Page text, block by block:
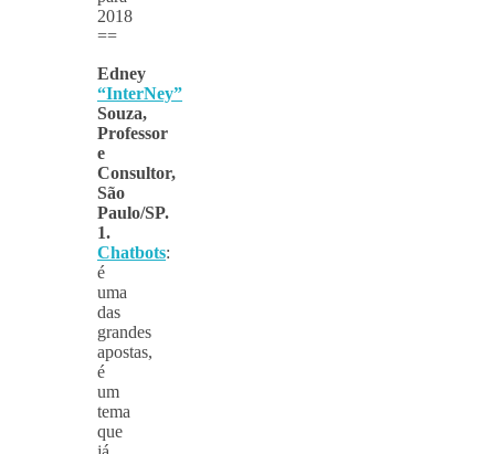
2018
==
Edney
“InterNey”
Souza,
Professor
e
Consultor,
São
Paulo/SP.
1.
Chatbots:
é
uma
das
grandes
apostas,
é
um
tema
que